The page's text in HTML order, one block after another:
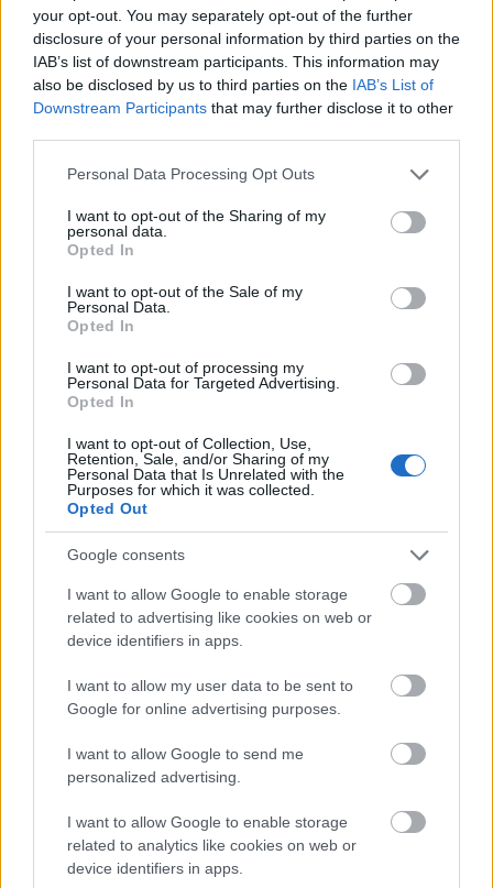
your opt-out. You may separately opt-out of the further
disclosure of your personal information by third parties on the
IAB’s list of downstream participants. This information may
also be disclosed by us to third parties on the IAB’s List of
Downstream Participants that may further disclose it to other
Please note that this website/app uses one or more Google
not limited to your visit or usage behaviour. You may click to
grant or deny consent to Google and its third-party tags to
use your data for below specified purposes in below Google
consent section.
Personal Data Processing Opt Outs
I want to opt-out of the Sharing of my
personal data.
Opted In
I want to opt-out of the Sale of my
Personal Data.
Opted In
I want to opt-out of processing my
Personal Data for Targeted Advertising.
Opted In
I want to opt-out of Collection, Use,
Retention, Sale, and/or Sharing of my
Personal Data that Is Unrelated with the
Purposes for which it was collected.
Opted Out
Google consents
I want to allow Google to enable storage
related to advertising like cookies on web or
device identifiers in apps.
I want to allow my user data to be sent to
Google for online advertising purposes.
I want to allow Google to send me
personalized advertising.
I want to allow Google to enable storage
related to analytics like cookies on web or
device identifiers in apps.
1
HÍRLEVÉL
szabályzatot!
LEGFRISSEBB
Helyi hírek
Amire többmillióan vártunk: szombattól
másodfokúra csökken a riasztás
Helyi hírek
Látlelet a hazai víziközművekről?
Egyetlen, fél évszázados vezetéken múlt
Bicske vízellátása
Helyi hírek
Gyárleállításokkal és átszervezett
termeléssel tehermentesíti a